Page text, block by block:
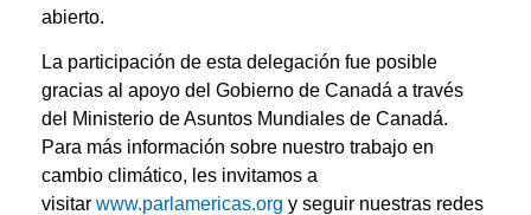
abierto.
La participación de esta delegación fue posible
gracias al apoyo del Gobierno de Canadá a través
del Ministerio de Asuntos Mundiales de Canadá.
Para más información sobre nuestro trabajo en
cambio climático, les invitamos a
visitar www.parlamericas.org y seguir nuestras redes